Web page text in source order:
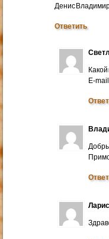
Денис
Ответить
E-